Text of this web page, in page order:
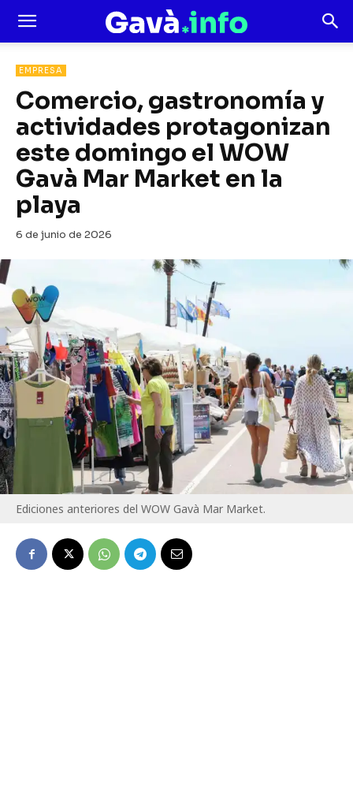
EMPRESA
Comercio, gastronomía y
actividades protagonizan
este domingo el WOW
Gavà Mar Market en la
playa
6 de junio de 2026
Ediciones anteriores del WOW Gavà Mar Market.